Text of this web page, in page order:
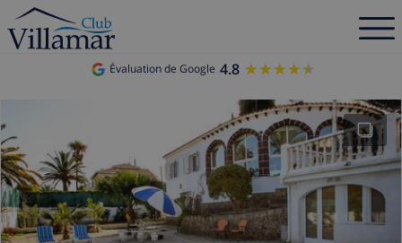
Évaluation de Google 4.8 ★★★★★
★★★★★